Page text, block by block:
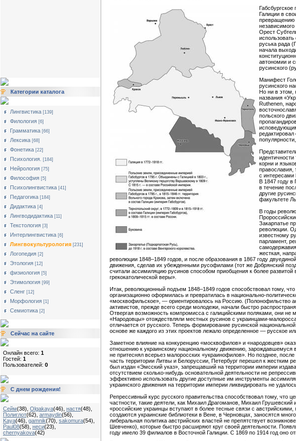
Категории каталога
Лингвистика [139]
Филология [6]
Грамматика [66]
Лексика [68]
Фонетика [22]
Психология. [184]
Нейрология [75]
Философия [5]
Психолингвистика [41]
Педагогика [184]
Дидактика [4]
Лингводидактика [11]
Текстология [3]
Интерлингвистика [6]
Лингвокультурология [231]
Логопедия [2]
Этология [12]
физиология [5]
Этимология [99]
Сленг [12]
Морфология [1]
Семиотика [2]
Сейчас на сайте
Онлайн всего: 1
Гостей: 1
Пользователей: 0
С днем рождения!
Сейм(38) Olgakaya(46) настя(48)
Полиглот(62) armaydin(56)
Kaya(46) gamnik(70) sakomura(54)
Paul08(58) неси(23)
chernyakova(42)
Галиции в
превращению
независимого
Орест
руська рада
начала
автономии и
русинского
Манифест
русинского
Но ни в этом,
названия
Ruthenen,
польского
корни и
православия,
с интересами
В 1847 году в
в течение
другие
факультете
В годы
Закарпатье
революции.
известному
парламент,
жесткая,
революции 1848–1849 годов, и после образования в 1867 году
движения, сделав их убежденными русофилами (тот же Добрянский
считали ассимиляцию русинов способом приобщения к более развитой
грекокатолической веры».
Итак, революционный подъем 1848–1849 годов способствовал тому,
организационно оформилась и превратилась в национально-
«москвофильское», — ориентировалось на Россию. (Полонофильство
активистов, прежде всего среди молодежи, начали быстро
Отвергая возможность компромисса с галицийскими поляками, они не
«Народовцы» отождествляли местных русинов с украинцами-
отличается от русского. Теперь формирование русинской
основе же каждого из этих проектов лежало определенное — русское
Заметное влияние на конкуренцию «москвофилов» и «народовцев»
отношению к украинскому национальному движению, зарождавшемуся
не притеснял всерьез малоросских «украинофилов». Но позднее,
часть территории Литвы и Белоруссии, Петербург перешел к жестким
был издан «Эмсский указ», запрещавший на территории империи
отсутствием сколько-нибудь основательной деятельности не
эффективно использовать другие доступные им инструменты
украинского движения на территории империи ликвидировать не
Репрессивный курс русского правительства способствовал тому, что
частности, такие деятели, как Михаил Драгоманов, Михаил
«российские украинцы вступают в более тесные связи с
создаются украинские библиотеки в Вене, в Черновцах, заносятся
либеральная политика австрийских властей не препятствует
Шевченко), которые быстро расширяют круг своей деятельности.
году имело 39 филиалов в Восточной Галиции. С 1869 по 1914 год оно